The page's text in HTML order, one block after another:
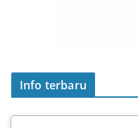
Info terbaru
Laporan Keuangan Tahun